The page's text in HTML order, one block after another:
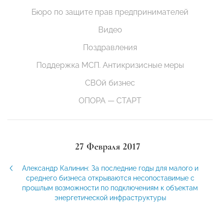
Бюро по защите прав предпринимателей
Видео
Поздравления
Поддержка МСП. Антикризисные меры
СВОй бизнес
ОПОРА — СТАРТ
27 Февраля 2017
Александр Калинин: За последние годы для малого и
среднего бизнеса открываются несопоставимые с
прошлым возможности по подключениям к объектам
энергетической инфраструктуры